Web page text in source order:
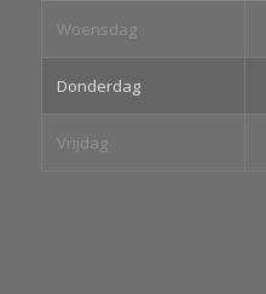
Woensdag
Donderdag
Vrijdag